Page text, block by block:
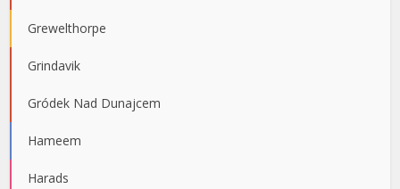
Grewelthorpe
Grindavik
Gródek Nad Dunajcem
Hameem
Harads